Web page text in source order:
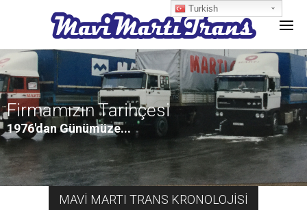
Firmamızın Tarihçesi
1976'dan Günümüze...
MAVİ MARTI TRANS KRONOLOJİSİ
Turkish